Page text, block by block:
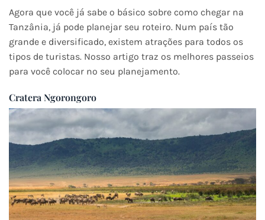
Agora que você já sabe o básico sobre como chegar na
Tanzânia, já pode planejar seu roteiro. Num país tão
grande e diversificado, existem atrações para todos os
tipos de turistas. Nosso artigo traz os melhores passeios
para você colocar no seu planejamento.
Cratera Ngorongoro